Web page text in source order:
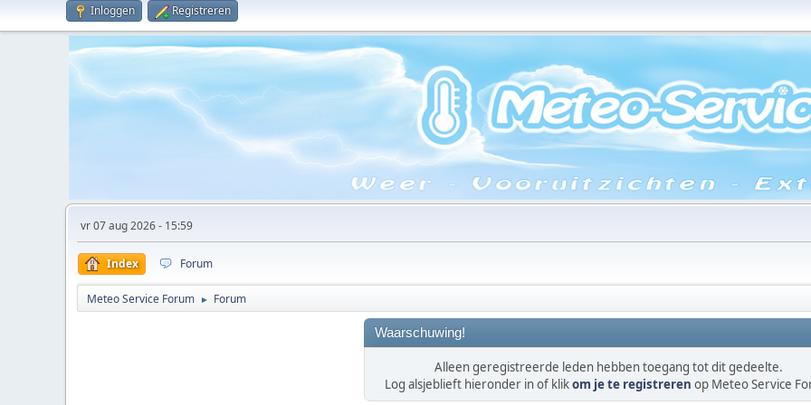
Inloggen Registreren
vr 07 aug 2026 - 15:59
Index Forum
Meteo Service Forum ► Forum
Waarschuwing!
Alleen geregistreerde leden hebben toegang tot dit gedeelte.
Log alsjeblieft hieronder in of klikom je te registreren op Meteo Service